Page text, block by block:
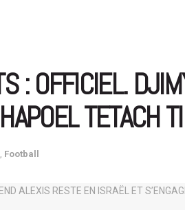
: OFFICIEL.
TETACH
Football